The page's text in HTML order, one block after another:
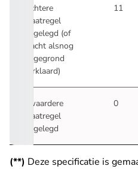
Lichtere
maatregel
opgelegd (of
klacht alsnog
ongegrond
verklaard)
11
Zwaardere
maatregel
opgelegd
0
(**) Deze specificatie is